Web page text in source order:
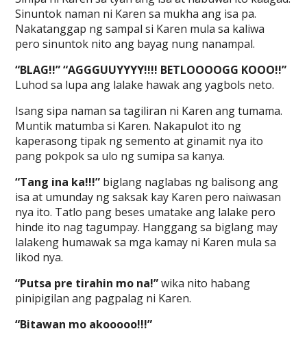
Sinuntok naman ni Karen sa mukha ang isa pa.
Nakatanggap ng sampal si Karen mula sa kaliwa
pero sinuntok nito ang bayag nung nanampal.
“BLAG!!” “AGGGUUYYYY!!!! BETLOOOOGG KOOO!!”
Luhod sa lupa ang lalake hawak ang yagbols neto.
Isang sipa naman sa tagiliran ni Karen ang tumama.
Muntik matumba si Karen. Nakapulot ito ng
kaperasong tipak ng semento at ginamit nya ito
pang pokpok sa ulo ng sumipa sa kanya.
“Tang ina ka!!!” biglang naglabas ng balisong ang
isa at umunday ng saksak kay Karen pero naiwasan
nya ito. Tatlo pang beses umatake ang lalake pero
hinde ito nag tagumpay. Hanggang sa biglang may
lalakeng humawak sa mga kamay ni Karen mula sa
likod nya.
“Putsa pre tirahin mo na!”wika nito habang
pinipigilan ang pagpalag ni Karen.
“Bitawan mo akooooo!!!”